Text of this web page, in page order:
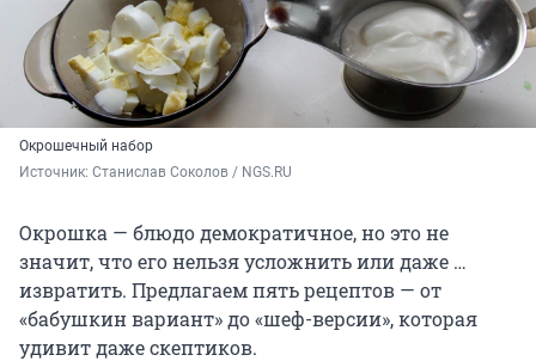
Окрошечный набор
Источник: Станислав Соколов / NGS.RU
Окрошка — блюдо демократичное, но это не
значит, что его нельзя усложнить или даже …
извратить. Предлагаем пять рецептов — от
«бабушкин вариант» до «шеф-версии», которая
удивит даже скептиков.